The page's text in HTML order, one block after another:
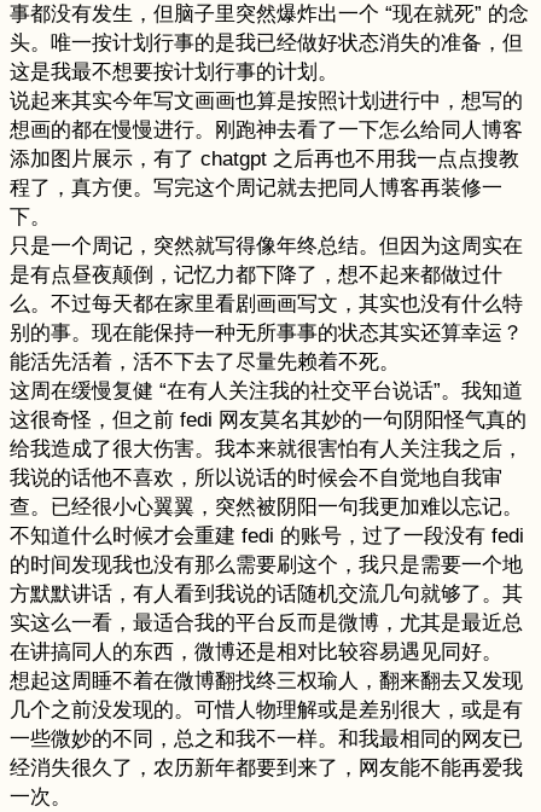
事都没有发生，但脑子里突然爆炸出一个 “现在就死” 的念
头。唯一按计划行事的是我已经做好状态消失的准备，但
这是我最不想要按计划行事的计划。
说起来其实今年写文画画也算是按照计划进行中，想写的
想画的都在慢慢进行。刚跑神去看了一下怎么给同人博客
添加图片展示，有了 chatgpt 之后再也不用我一点点搜教
程了，真方便。写完这个周记就去把同人博客再装修一
下。
只是一个周记，突然就写得像年终总结。但因为这周实在
是有点昼夜颠倒，记忆力都下降了，想不起来都做过什
么。不过每天都在家里看剧画画写文，其实也没有什么特
别的事。现在能保持一种无所事事的状态其实还算幸运？
能活先活着，活不下去了尽量先赖着不死。
这周在缓慢复健 “在有人关注我的社交平台说话”。我知道
这很奇怪，但之前 fedi 网友莫名其妙的一句阴阳怪气真的
给我造成了很大伤害。我本来就很害怕有人关注我之后，
我说的话他不喜欢，所以说话的时候会不自觉地自我审
查。已经很小心翼翼，突然被阴阳一句我更加难以忘记。
不知道什么时候才会重建 fedi 的账号，过了一段没有 fedi
的时间发现我也没有那么需要刷这个，我只是需要一个地
方默默讲话，有人看到我说的话随机交流几句就够了。其
实这么一看，最适合我的平台反而是微博，尤其是最近总
在讲搞同人的东西，微博还是相对比较容易遇见同好。
想起这周睡不着在微博翻找终三权瑜人，翻来翻去又发现
几个之前没发现的。可惜人物理解或是差别很大，或是有
一些微妙的不同，总之和我不一样。和我最相同的网友已
经消失很久了，农历新年都要到来了，网友能不能再爱我
一次。